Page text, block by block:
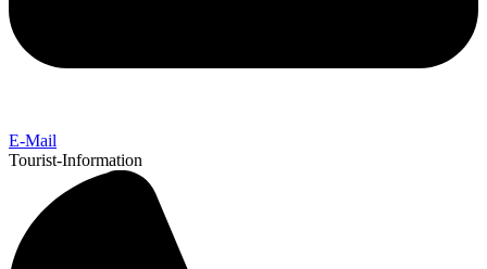
E-Mail
Tourist-Information